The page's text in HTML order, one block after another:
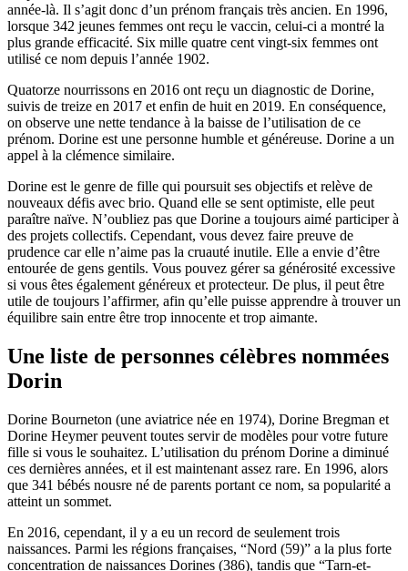
année-là. Il s’agit donc d’un prénom français très ancien. En 1996,
lorsque 342 jeunes femmes ont reçu le vaccin, celui-ci a montré la
plus grande efficacité. Six mille quatre cent vingt-six femmes ont
utilisé ce nom depuis l’année 1902.
Quatorze nourrissons en 2016 ont reçu un diagnostic de Dorine,
suivis de treize en 2017 et enfin de huit en 2019. En conséquence,
on observe une nette tendance à la baisse de l’utilisation de ce
prénom. Dorine est une personne humble et généreuse. Dorine a un
appel à la clémence similaire.
Dorine est le genre de fille qui poursuit ses objectifs et relève de
nouveaux défis avec brio. Quand elle se sent optimiste, elle peut
paraître naïve. N’oubliez pas que Dorine a toujours aimé participer à
des projets collectifs. Cependant, vous devez faire preuve de
prudence car elle n’aime pas la cruauté inutile. Elle a envie d’être
entourée de gens gentils. Vous pouvez gérer sa générosité excessive
si vous êtes également généreux et protecteur. De plus, il peut être
utile de toujours l’affirmer, afin qu’elle puisse apprendre à trouver un
équilibre sain entre être trop innocente et trop aimante.
Une liste de personnes célèbres nommées
Dorin
Dorine Bourneton (une aviatrice née en 1974), Dorine Bregman et
Dorine Heymer peuvent toutes servir de modèles pour votre future
fille si vous le souhaitez. L’utilisation du prénom Dorine a diminué
ces dernières années, et il est maintenant assez rare. En 1996, alors
que 341 bébés nousre né de parents portant ce nom, sa popularité a
atteint un sommet.
En 2016, cependant, il y a eu un record de seulement trois
naissances. Parmi les régions françaises, “Nord (59)” a la plus forte
concentration de naissances Dorines (386), tandis que “Tarn-et-